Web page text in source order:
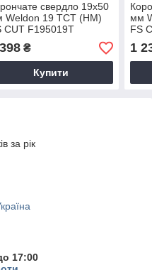
свердло 19x50
Weldon 19 TCT (НМ)
CUT F195019Т
₴
Купити
мм
FS
1
за рік
17:00